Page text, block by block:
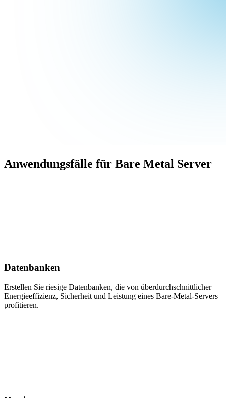
Anwendungsfälle für Bare Metal Server
Datenbanken
Erstellen Sie riesige Datenbanken, die von überdurchschnittlicher
Energieeffizienz, Sicherheit und Leistung eines Bare-Metal-Servers
profitieren.